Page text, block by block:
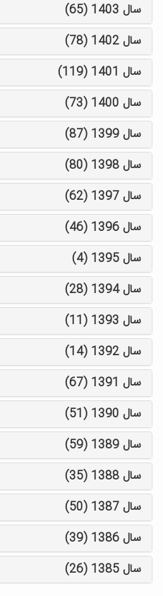
سال 1403 (65)
سال 1402 (78)
سال 1401 (119)
سال 1400 (73)
سال 1399 (87)
سال 1398 (80)
سال 1397 (62)
سال 1396 (46)
سال 1395 (4)
سال 1394 (28)
سال 1393 (11)
سال 1392 (14)
سال 1391 (67)
سال 1390 (51)
سال 1389 (59)
سال 1388 (35)
سال 1387 (50)
سال 1386 (39)
سال 1385 (26)